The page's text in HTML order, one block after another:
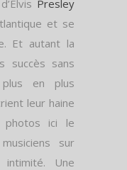
Presley
et se
Et autant la
succès sans
en plus
leur haine
photos ici le
sur
Une